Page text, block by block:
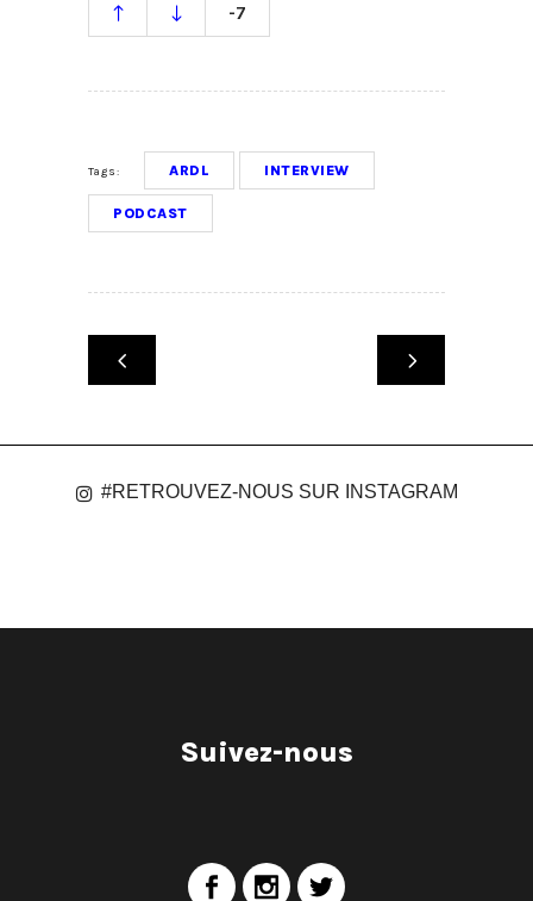
-7
Tags: ARDL INTERVIEW
PODCAST
#RETROUVEZ-NOUS SUR INSTAGRAM
Suivez-nous